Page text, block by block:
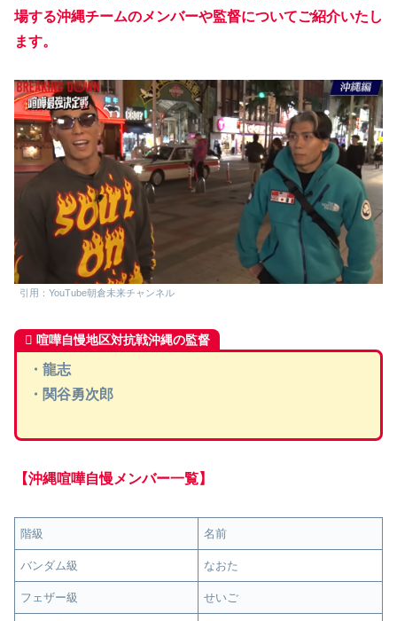
場する沖縄チームのメンバーや監督についてご紹介いたし
ます。
引用：YouTube朝倉未来チャンネル
喧嘩自慢地区対抗戦沖縄の監督
・龍志
・関谷勇次郎
【沖縄喧嘩自慢メンバー一覧】
階級 名前
バンダム級 なおた
フェザー級 せいご